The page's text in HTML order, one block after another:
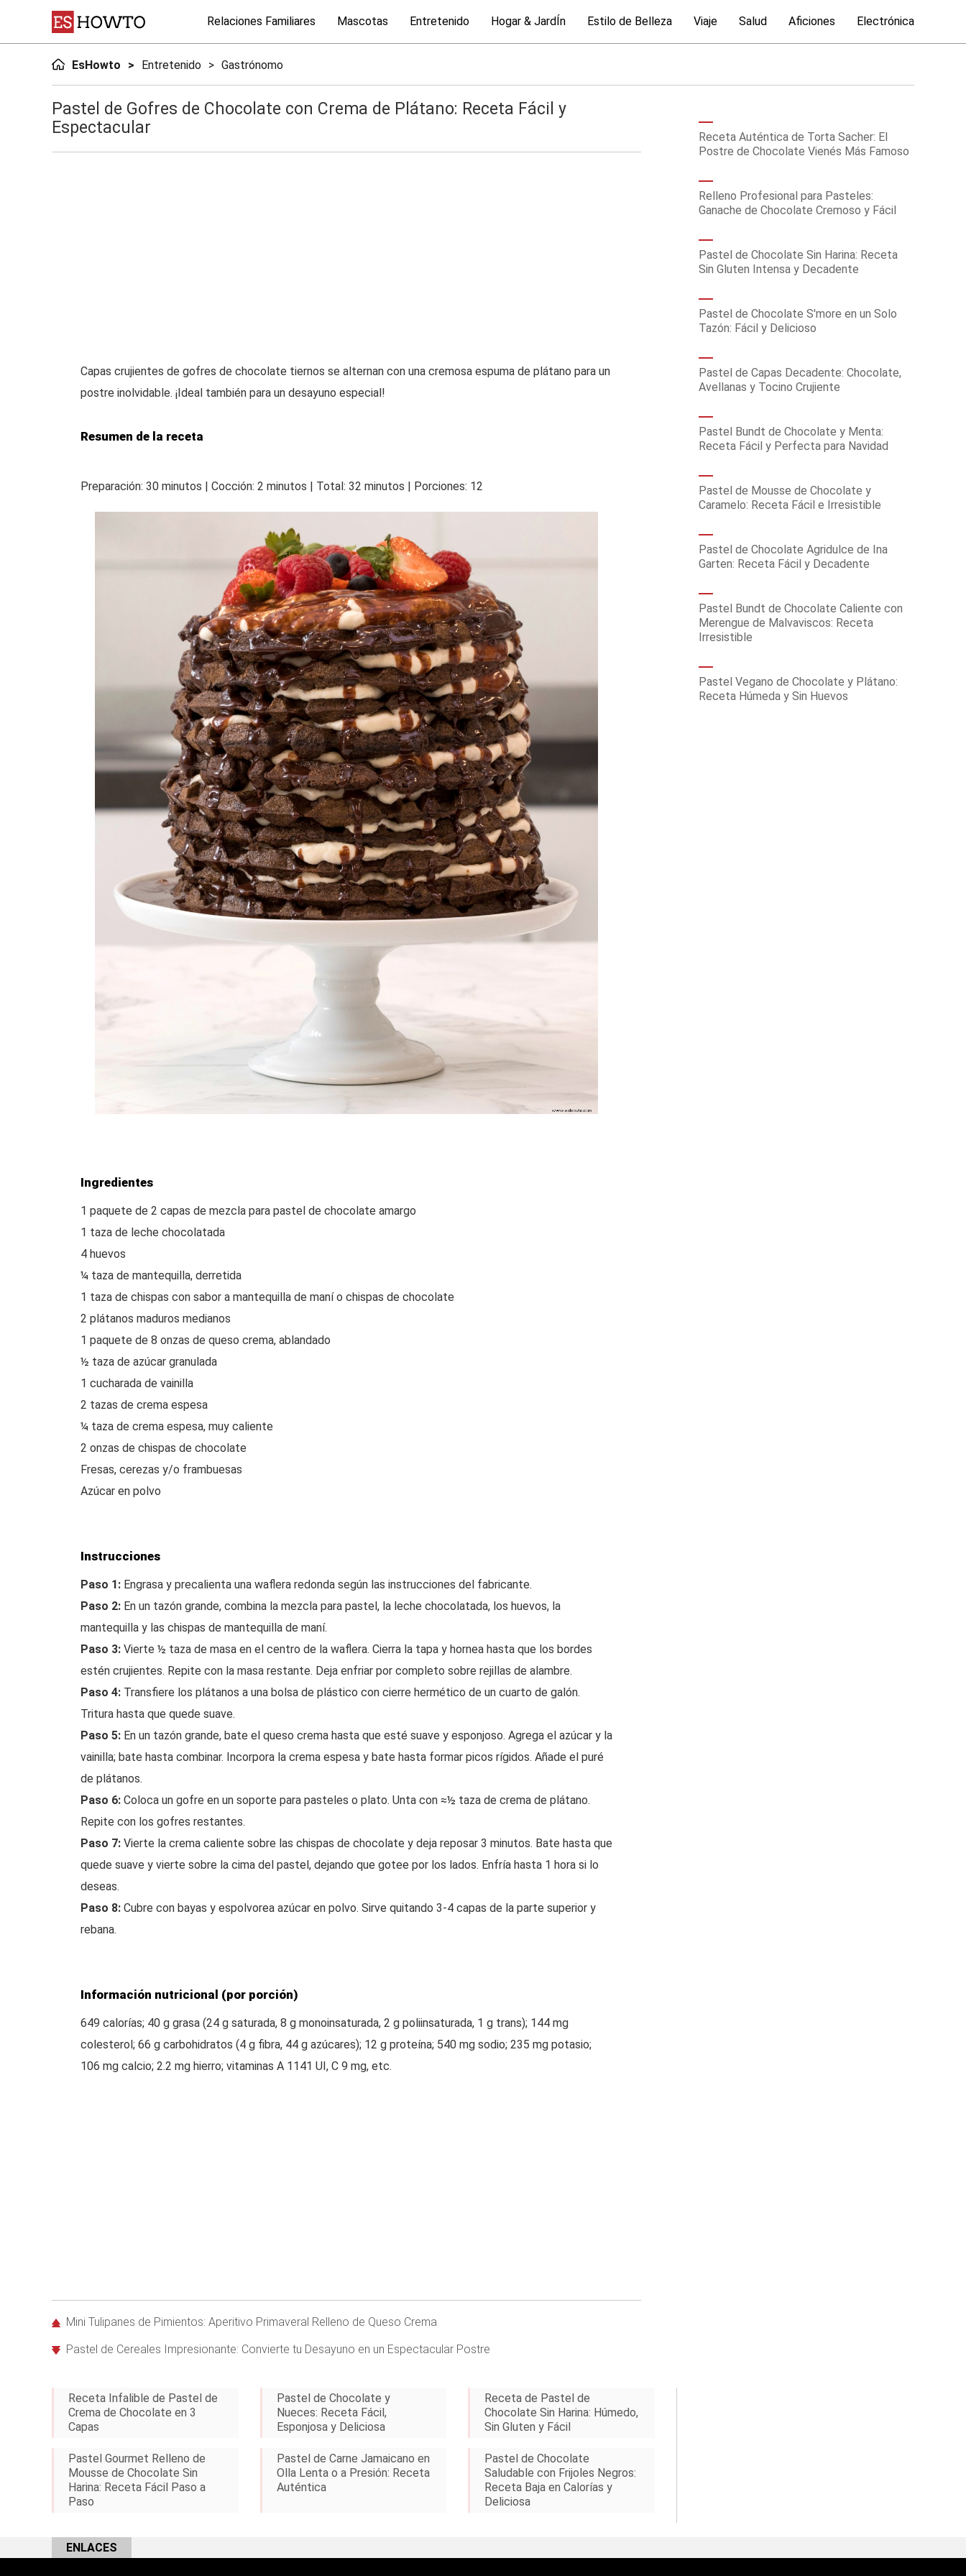
Relaciones Familiares Mascotas Entretenido Hogar & JardÍn Estilo de Belleza Viaje Salud Aficiones Electrónica
EsHowto Entretenido Gastrónomo
Pastel de Gofres de Chocolate con Crema de Plátano: Receta Fácil y
Espectacular
Capas crujientes de gofres de chocolate tiernos se alternan con una cremosa espuma de plátano para un
postre inolvidable. ¡Ideal también para un desayuno especial!
Resumen de la receta
Preparación: 30 minutos | Cocción: 2 minutos | Total: 32 minutos | Porciones: 12
Ingredientes
1 paquete de 2 capas de mezcla para pastel de chocolate amargo
1 taza de leche chocolatada
4 huevos
¼ taza de mantequilla, derretida
1 taza de chispas con sabor a mantequilla de maní o chispas de chocolate
2 plátanos maduros medianos
1 paquete de 8 onzas de queso crema, ablandado
½ taza de azúcar granulada
1 cucharada de vainilla
2 tazas de crema espesa
¼ taza de crema espesa, muy caliente
2 onzas de chispas de chocolate
Fresas, cerezas y/o frambuesas
Azúcar en polvo
Instrucciones
Paso 1: Engrasa y precalienta una waflera redonda según las instrucciones del fabricante.
Paso 2: En un tazón grande, combina la mezcla para pastel, la leche chocolatada, los huevos, la
mantequilla y las chispas de mantequilla de maní.
Paso 3: Vierte ½ taza de masa en el centro de la waflera. Cierra la tapa y hornea hasta que los bordes
estén crujientes. Repite con la masa restante. Deja enfriar por completo sobre rejillas de alambre.
Paso 4: Transfiere los plátanos a una bolsa de plástico con cierre hermético de un cuarto de galón.
Tritura hasta que quede suave.
Paso 5: En un tazón grande, bate el queso crema hasta que esté suave y esponjoso. Agrega el azúcar y la
vainilla; bate hasta combinar. Incorpora la crema espesa y bate hasta formar picos rígidos. Añade el puré
de plátanos.
Paso 6: Coloca un gofre en un soporte para pasteles o plato. Unta con ≈½ taza de crema de plátano.
Repite con los gofres restantes.
Paso 7: Vierte la crema caliente sobre las chispas de chocolate y deja reposar 3 minutos. Bate hasta que
quede suave y vierte sobre la cima del pastel, dejando que gotee por los lados. Enfría hasta 1 hora si lo
deseas.
Paso 8: Cubre con bayas y espolvorea azúcar en polvo. Sirve quitando 3-4 capas de la parte superior y
rebana.
Información nutricional (por porción)
649 calorías; 40 g grasa (24 g saturada, 8 g monoinsaturada, 2 g poliinsaturada, 1 g trans); 144 mg
colesterol; 66 g carbohidratos (4 g fibra, 44 g azúcares); 12 g proteína; 540 mg sodio; 235 mg potasio;
106 mg calcio; 2.2 mg hierro; vitaminas A 1141 UI, C 9 mg, etc.
Mini Tulipanes de Pimientos: Aperitivo Primaveral Relleno de Queso Crema
Pastel de Cereales Impresionante: Convierte tu Desayuno en un Espectacular Postre
Receta Auténtica de Torta Sacher: El
Postre de Chocolate Vienés Más Famoso
Relleno Profesional para Pasteles:
Ganache de Chocolate Cremoso y Fácil
Pastel de Chocolate Sin Harina: Receta
Sin Gluten Intensa y Decadente
Pastel de Chocolate S'more en un Solo
Tazón: Fácil y Delicioso
Pastel de Capas Decadente: Chocolate,
Avellanas y Tocino Crujiente
Pastel Bundt de Chocolate y Menta:
Receta Fácil y Perfecta para Navidad
Pastel de Mousse de Chocolate y
Caramelo: Receta Fácil e Irresistible
Pastel de Chocolate Agridulce de Ina
Garten: Receta Fácil y Decadente
Pastel Bundt de Chocolate Caliente con
Merengue de Malvaviscos: Receta
Irresistible
Pastel Vegano de Chocolate y Plátano:
Receta Húmeda y Sin Huevos
Receta Infalible de Pastel de
Crema de Chocolate en 3
Capas
Pastel de Chocolate y
Nueces: Receta Fácil,
Esponjosa y Deliciosa
Receta de Pastel de
Chocolate Sin Harina: Húmedo,
Sin Gluten y Fácil
Pastel Gourmet Relleno de
Mousse de Chocolate Sin
Harina: Receta Fácil Paso a
Paso
Pastel de Carne Jamaicano en
Olla Lenta o a Presión: Receta
Auténtica
Pastel de Chocolate
Saludable con Frijoles Negros:
Receta Baja en Calorías y
Deliciosa
ENLACES